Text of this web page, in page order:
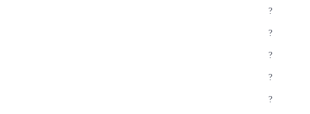
?
?
?
?
?